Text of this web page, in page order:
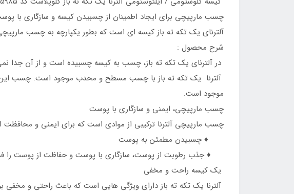
چسب مارپیچی برای ایجاد اطمینان از چسبیدن کیسه و سازگاری با
آلترنای یک تکه ته باز کیسه ای است که بطور یکپارچه به چسب
شرح محصول :
در آلترنای یک تکه ته باز، چسب به کیسه چسبیده است و از آن جدا
آلترنا یک تکه ته باز با چسب مسطح و محدب موجود است. چسب این
موجود است.
چسب مارپیچی، ایمنی و سازگاری با پوست
چسب مارپیچی آلترنا ترکیبی از موادی است که برای ایمنی و
♦️ چسبیدن مطمئن به پوست
♦️ جذب رطوبت از پوست، سازگاری با پوست و حفاظت از پوست را
یک کیسه راحت و مخفی
آلترنا یک تکه ته باز دارای ویژگی هایی است که باعث راحتی و